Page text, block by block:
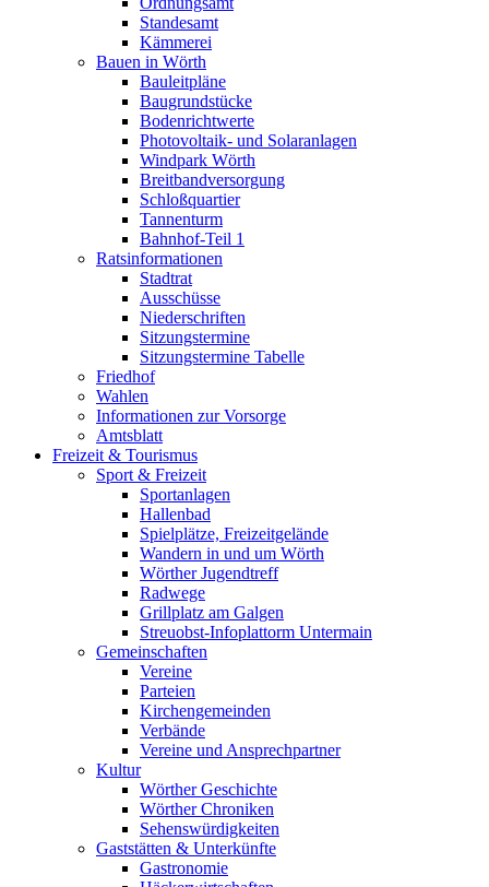
Standesamt
Kämmerei
Bauen in Wörth
Bauleitpläne
Baugrundstücke
Bodenrichtwerte
Photovoltaik- und Solaranlagen
Windpark Wörth
Breitbandversorgung
Schloßquartier
Tannenturm
Bahnhof-Teil 1
Ratsinformationen
Stadtrat
Ausschüsse
Niederschriften
Sitzungstermine
Sitzungstermine Tabelle
Friedhof
Wahlen
Informationen zur Vorsorge
Amtsblatt
Freizeit & Tourismus
Sport & Freizeit
Sportanlagen
Hallenbad
Spielplätze, Freizeitgelände
Wandern in und um Wörth
Wörther Jugendtreff
Radwege
Grillplatz am Galgen
Streuobst-Infoplattorm Untermain
Gemeinschaften
Vereine
Parteien
Kirchengemeinden
Verbände
Vereine und Ansprechpartner
Kultur
Wörther Geschichte
Wörther Chroniken
Sehenswürdigkeiten
Gaststätten & Unterkünfte
Gastronomie